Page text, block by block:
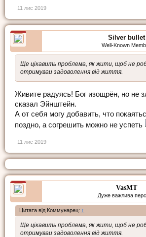
11 лис 2019
Silver bullet
Well-Known
Ще цікавить проблема, як жити, щоб не
отримуваи задоволення від життя.
Живите радуясь! Бог изощрён, но не
сказал Эйнштейн.
А от себя могу добавить, что
поздно, а согрешить можно не успеть
11 лис 2019
VasMT
Дуже важлива
Цитата від Коммунарец: ↑
Ще цікавить проблема, як жити, щоб не
отримуваи задоволення від життя.